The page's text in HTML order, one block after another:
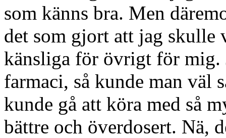
som känns bra. Men
det som gjort att jag skulle
känsliga för övrigt för mig.
farmaci, så kunde man väl
kunde gå att köra med så
bättre och överdosert. Nä,